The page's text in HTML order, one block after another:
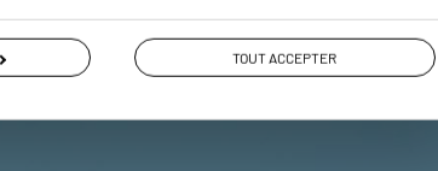
TOUT ACCEPTER